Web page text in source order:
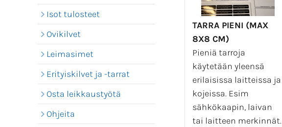
Isot tulosteet
Ovikilvet
Leimasimet
Erityiskilvet ja -tarrat
Osta leikkaustyötä
Ohjeita
TARRA PIENI (MAX
8X8 CM)
Pieniä tarroja
käytetään yleensä
erilaisissa laitteissa ja
kojeissa. Esim
sähkökaapin, laivan
tai laitteen merkinnät.